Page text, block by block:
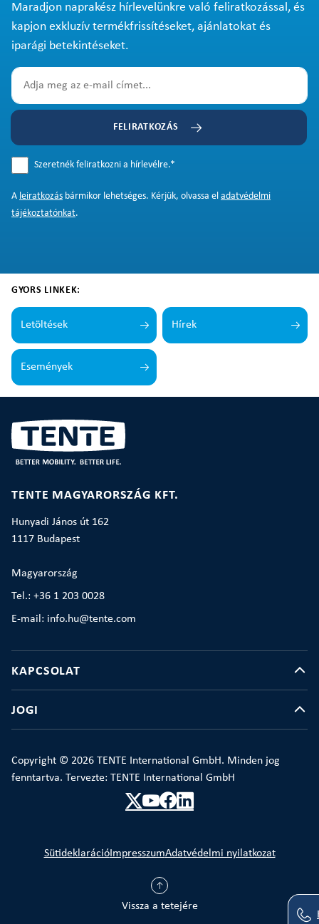
Maradjon naprakész hírlevelünkre való feliratkozással, és
kapjon exkluzív termékfrissítéseket, ajánlatokat és
iparági betekintéseket.
FELIRATKOZÁS
Szeretnék feliratkozni a hírlevélre.*
A leiratkozás bármikor lehetséges. Kérjük, olvassa el adatvédelmi
tájékoztatónkat.
GYORS LINKEK:
Letöltések Hírek
Események
TENTE MAGYARORSZÁG KFT.
Hunyadi János út 162
1117 Budapest
Magyarország
Tel.: +36 1 203 0028
E-mail: info.hu@tente.com
KAPCSOLAT
JOGI
Copyright © 2026 TENTE International GmbH. Minden jog
fenntartva. Tervezte: TENTE International GmbH
Vissza a tetejére
SütideklarációImpresszumAdatvédelmi nyilatkozat